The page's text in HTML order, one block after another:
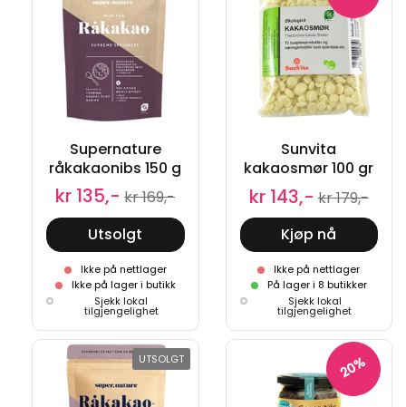
Supernature
råkakaonibs 150 g
kr 135,- kr 169,-
Utsolgt
Ikke på nettlager
Ikke på lager i butikk
Sjekk lokal
tilgjengelighet
Sunvita
kakaosmør 100 gr
kr 143,- kr 179,-
Kjøp nå
Ikke på nettlager
På lager i 8 butikker
Sjekk lokal
tilgjengelighet
UTSOLGT 20%